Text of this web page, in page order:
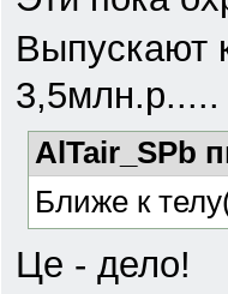
Выпускают
AlTair_SPb
Ближе к
Це - дело!